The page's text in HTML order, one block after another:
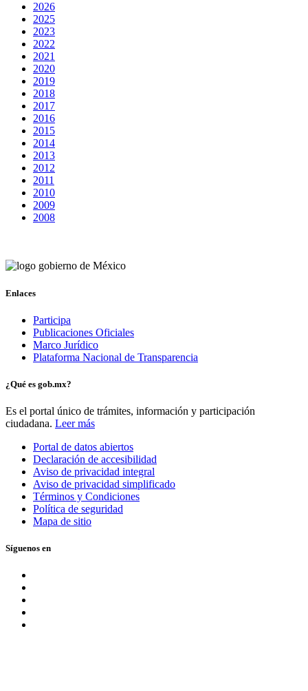
2026
2025
2023
2022
2021
2020
2019
2018
2017
2016
2015
2014
2013
2012
2011
2010
2009
2008
Enlaces
Participa
Publicaciones Oficiales
Marco Jurídico
Plataforma Nacional de Transparencia
¿Qué es gob.mx?
Es el portal único de trámites, información y participación
ciudadana. Leer más
Portal de datos abiertos
Declaración de accesibilidad
Aviso de privacidad integral
Aviso de privacidad simplificado
Términos y Condiciones
Política de seguridad
Mapa de sitio
Síguenos en